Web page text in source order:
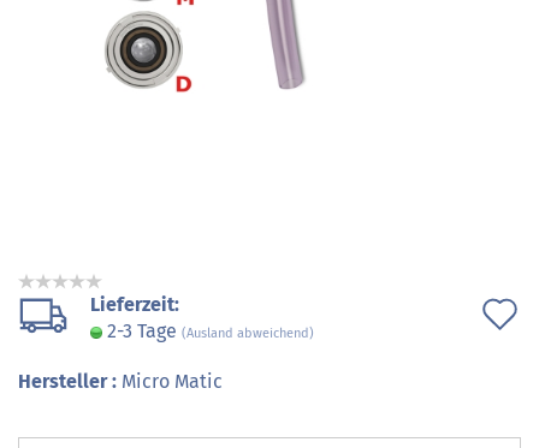
Lieferzeit:
2-3 Tage (Ausland abweichend)
Hersteller : Micro Matic